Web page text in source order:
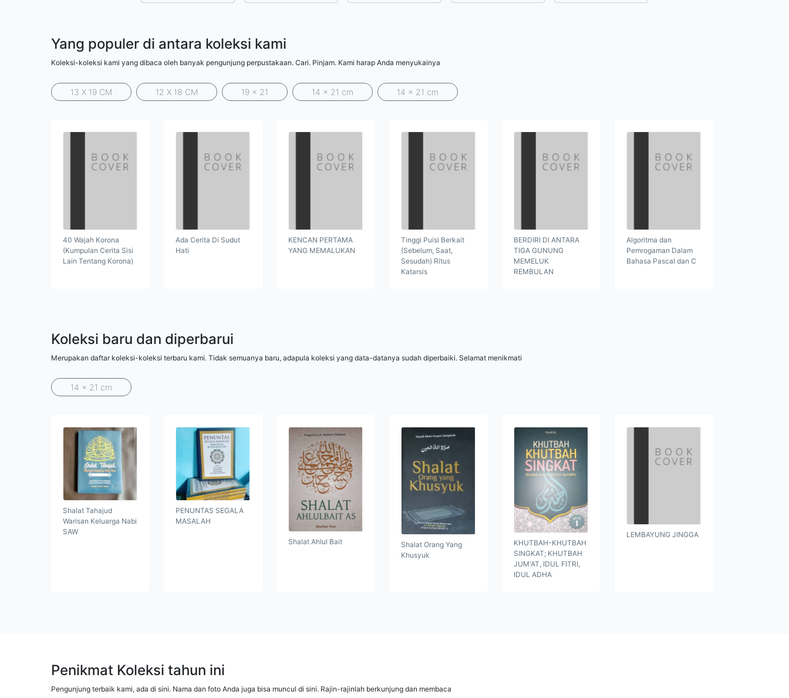
Yang populer di antara koleksi kami
Koleksi-koleksi kami yang dibaca oleh banyak pengunjung perpustakaan. Cari. Pinjam. Kami harap Anda menyukainya
13 X 19 CM 12 X 18 CM 19 x 21 14 x 21 cm 14 x 21 cm
40 Wajah Korona
(Kumpulan Cerita Sisi
Lain Tentang Korona)
Ada Cerita Di Sudut
Hati
KENCAN PERTAMA
YANG MEMALUKAN
Tinggi Puisi Berkait
(Sebelum, Saat,
Sesudah) Ritus
Katarsis
BERDIRI DI ANTARA
TIGA GUNUNG
MEMELUK
REMBULAN
Algoritma dan
Pemrogaman Dalam
Bahasa Pascal dan C
Koleksi baru dan diperbarui
Merupakan daftar koleksi-koleksi terbaru kami. Tidak semuanya baru, adapula koleksi yang data-datanya sudah diperbaiki. Selamat menikmati
14 x 21 cm
Shalat Tahajud
Warisan Keluarga Nabi
SAW
PENUNTAS SEGALA
MASALAH
Shalat Ahlul Bait
Shalat Orang Yang
Khusyuk
KHUTBAH-KHUTBAH
SINGKAT; KHUTBAH
JUM'AT, IDUL FITRI,
IDUL ADHA
LEMBAYUNG JINGGA
Penikmat Koleksi tahun ini
Pengunjung terbaik kami, ada di sini. Nama dan foto Anda juga bisa muncul di sini. Rajin-rajinlah berkunjung dan membaca